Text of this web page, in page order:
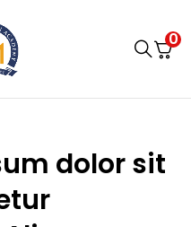
0
dolor sit